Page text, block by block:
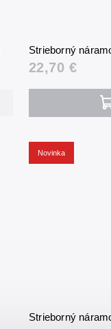
Strieborný
22,70 €
Novinka
Strieborný